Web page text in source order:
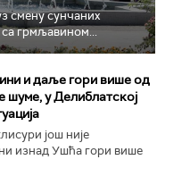
смену сунчаних
грмљавином...
и даље гори више од
шуме, у Делиблатској
још није
изнад Ушћа гори више